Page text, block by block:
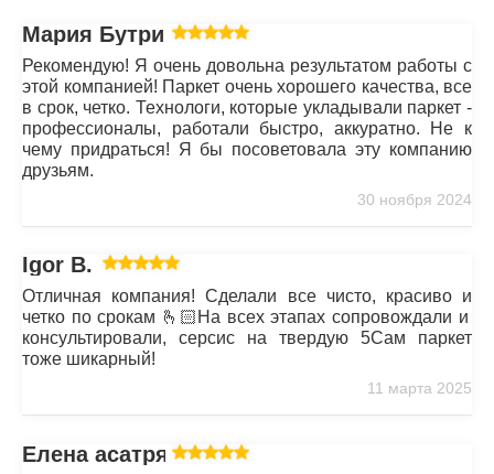
Мария Бутрим
Рекомендую! Я очень довольна результатом работы с
этой компанией! Паркет очень хорошего качества, все
в срок, четко. Технологи, которые укладывали паркет -
профессионалы, работали быстро, аккуратно. Не к
чему придраться! Я бы посоветовала эту компанию
друзьям.
30 ноября 2024
Igor B.
Отличная компания! Сделали все чисто, красиво и
четко по срокам 🫰🏻На всех этапах сопровождали и
консультировали, серсис на твердую 5Сам паркет
тоже шикарный!
11 марта 2025
Елена асатрян